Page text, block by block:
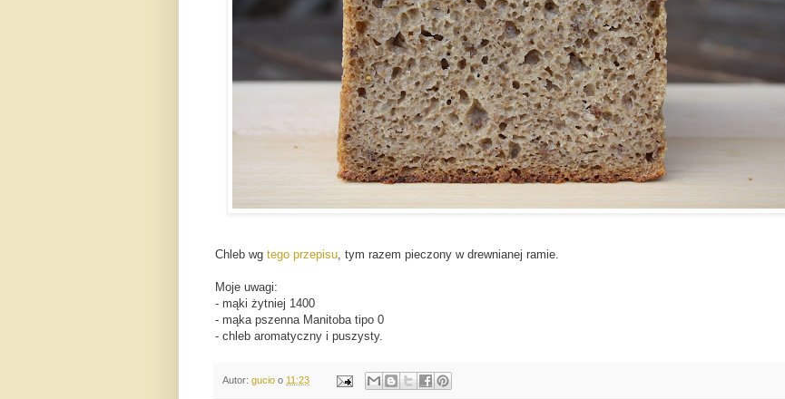
Chleb wg tego przepisu, tym razem pieczony w drewnianej ramie.
Moje uwagi:
- mąki żytniej 1400
- mąka pszenna Manitoba tipo 0
- chleb aromatyczny i puszysty.
Autor: gucio o 11:23